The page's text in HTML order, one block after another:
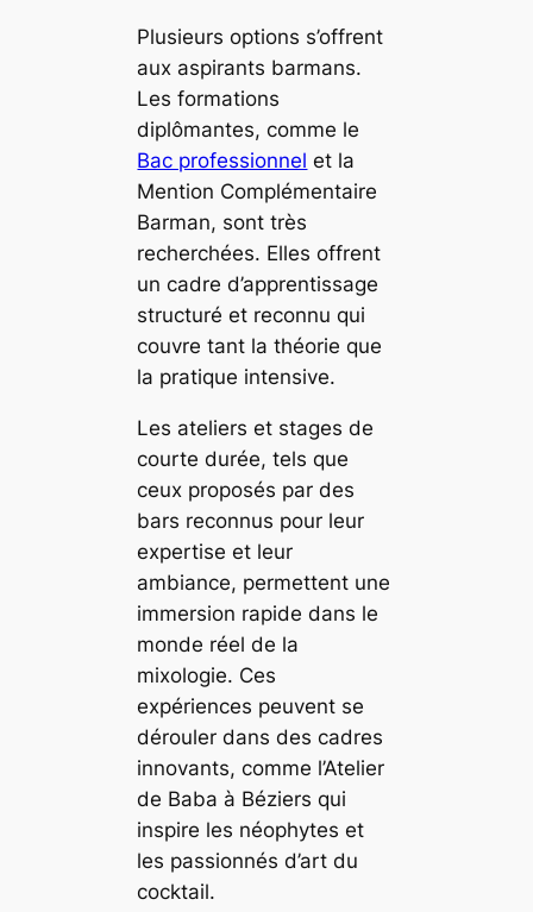
Plusieurs options s’offrent
aux aspirants barmans.
Les formations
diplômantes, comme le
Bac professionnel et la
Mention Complémentaire
Barman, sont très
recherchées. Elles offrent
un cadre d’apprentissage
structuré et reconnu qui
couvre tant la théorie que
la pratique intensive.
Les ateliers et stages de
courte durée, tels que
ceux proposés par des
bars reconnus pour leur
expertise et leur
ambiance, permettent une
immersion rapide dans le
monde réel de la
mixologie. Ces
expériences peuvent se
dérouler dans des cadres
innovants, comme l’Atelier
de Baba à Béziers qui
inspire les néophytes et
les passionnés d’art du
cocktail.